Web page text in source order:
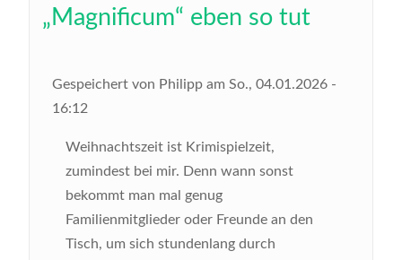
„Magnificum“ eben so tut
Gespeichert von Philipp am So., 04.01.2026 -
16:12
Weihnachtszeit ist Krimispielzeit,
zumindest bei mir. Denn wann sonst
bekommt man mal genug
Familienmitglieder oder Freunde an den
Tisch, um sich stundenlang durch